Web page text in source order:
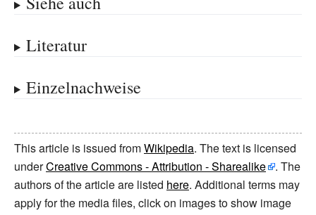
Literatur
Einzelnachweise
This article is issued fromWikipedia. The text is licensed
underCreative Commons - Attribution - Sharealike
. The
authors of the article are listed here. Additional terms may
apply for the media files, click on images to show image